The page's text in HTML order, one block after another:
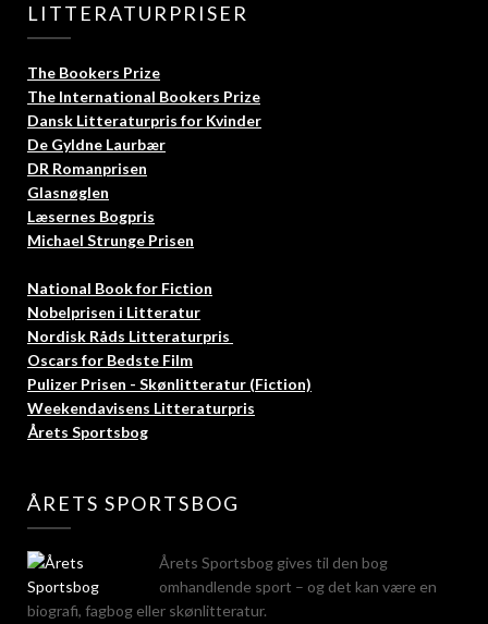
LITTERATURPRISER
The Bookers Prize
The International Bookers Prize
Dansk Litteraturpris for Kvinder
De Gyldne Laurbær
DR Romanprisen
Glasnøglen
Læsernes Bogpris
Michael Strunge Prisen
National Book for Fiction
Nobelprisen i Litteratur
Nordisk Råds Litteraturpris
Oscars for Bedste Film
Pulizer Prisen - Skønlitteratur (Fiction)
Weekendavisens Litteraturpris
Årets Sportsbog
ÅRETS SPORTSBOG
Årets Sportsbog gives til den bog
omhandlende sport – og det kan være en
biografi, fagbog eller skønlitteratur.